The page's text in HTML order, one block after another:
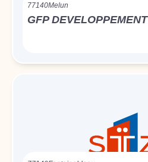
77140Melun
GFP DEVELOPPEMENT